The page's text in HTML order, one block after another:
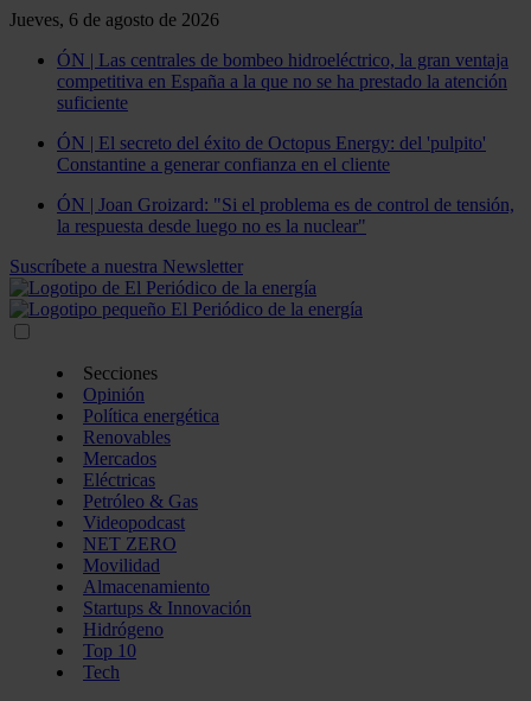
Jueves, 6 de agosto de 2026
ÓN | Las centrales de bombeo hidroeléctrico, la gran ventaja
competitiva en España a la que no se ha prestado la atención
suficiente
ÓN | El secreto del éxito de Octopus Energy: del 'pulpito'
Constantine a generar confianza en el cliente
ÓN | Joan Groizard: "Si el problema es de control de tensión,
la respuesta desde luego no es la nuclear"
Suscríbete a nuestra Newsletter
Secciones
Opinión
Política energética
Renovables
Mercados
Eléctricas
Petróleo & Gas
Videopodcast
NET ZERO
Movilidad
Almacenamiento
Startups & Innovación
Hidrógeno
Top 10
Tech